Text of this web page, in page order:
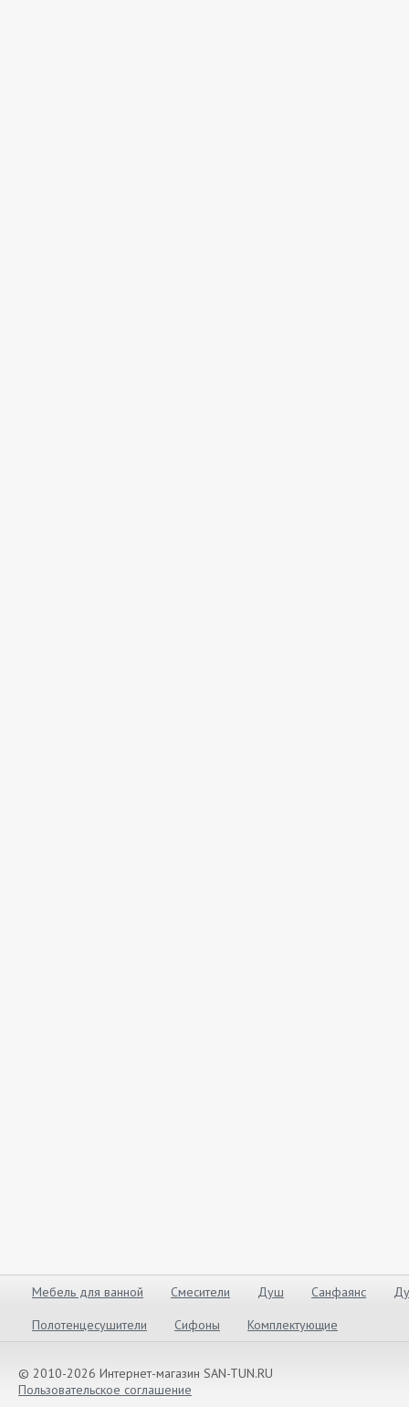
Мебель для ванной Смесители Душ Санфаянс
Полотенцесушители
Сифоны Комплектующие
© 2010-2026 Интернет-магазин SAN-TUN.RU
Пользовательское соглашение